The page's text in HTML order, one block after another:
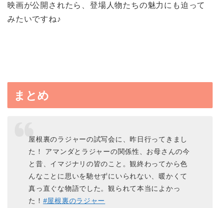
映画が公開されたら、登場人物たちの魅力にも迫って
みたいですね♪
まとめ
屋根裏のラジャーの試写会に、昨日行ってきまし
た！ アマンダとラジャーの関係性、お母さんの今
と昔、イマジナリの皆のこと。観終わってから色
んなことに思いを馳せずにいられない、暖かくて
真っ直ぐな物語でした。観られて本当によかっ
た！ #屋根裏のラジャー